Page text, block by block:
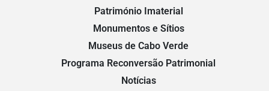
Património Imaterial
Monumentos e Sítios
Museus de Cabo Verde
Programa Reconversão Patrimonial
Notícias